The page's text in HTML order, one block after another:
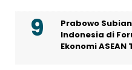
Prabowo
Indonesia di
Ekonomi ASEAN